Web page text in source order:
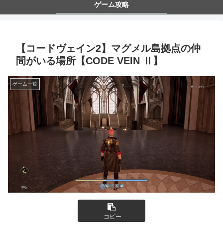
ゲーム攻略
【コードヴェイン2】マグメル島拠点の仲
間がいる場所【CODE VEIN Ⅱ】
ゲーム一覧
コピー